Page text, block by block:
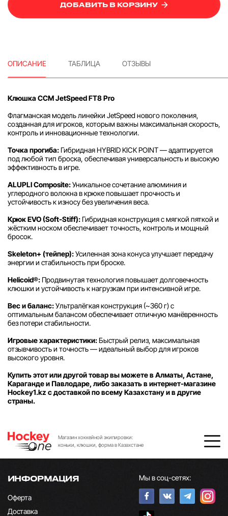
ДОБАВИТЬ В КОРЗИНУ
ОПИСАНИЕ ТАБЛИЦА ОТЗЫВЫ
Клюшка CCM JetSpeed FT8 Pro
Флагманская модель линейки JetSpeed нового поколения,
созданная для игроков, которым важны максимальная скорость,
контроль и инновационные технологии.
Точка прогиба:Гибридная HYBRID KICK POINT — адаптируется
под любой тип броска, обеспечивая универсальность и высокую
эффективность в игре.
ALUPLI Composite:Уникальное сочетание алюминия и
углеродного волокна в крюке повышает прочность и
устойчивость к износу без увеличения веса.
Крюк EVO (Soft-Stiff):Гибридная конструкция с мягкой пяткой и
жёстким носком обеспечивает точность, контроль и мощный
бросок.
Skeleton+ (тейпер):Усиленная зона конуса улучшает передачу
энергии и стабильность при броске.
Helicoid®: Продвинутая технология повышает долговечность
клюшки и устойчивость к нагрузкам при интенсивной игре.
Вес и баланс:Ультралёгкая конструкция (~360 г) с
оптимальным балансом обеспечивает отличную манёвренность
без потери стабильности.
Игровые характеристики:Быстрый релиз, максимальная
отзывчивость и точность — идеальный выбор для игроков
высокого уровня.
Купить этот или другой товар вы можете в Алматы, Астане,
Караганде и Павлодаре, либо заказать в интернет-магазине
Hockey1.kz с доставкой по всему Казахстану и в другие
страны.
Магазин хоккейной экипировки:
коньки, клюшки, форма в Казахстане
ИНФОРМАЦИЯ
Оферта
Доставка
Мы в соц-сетях: